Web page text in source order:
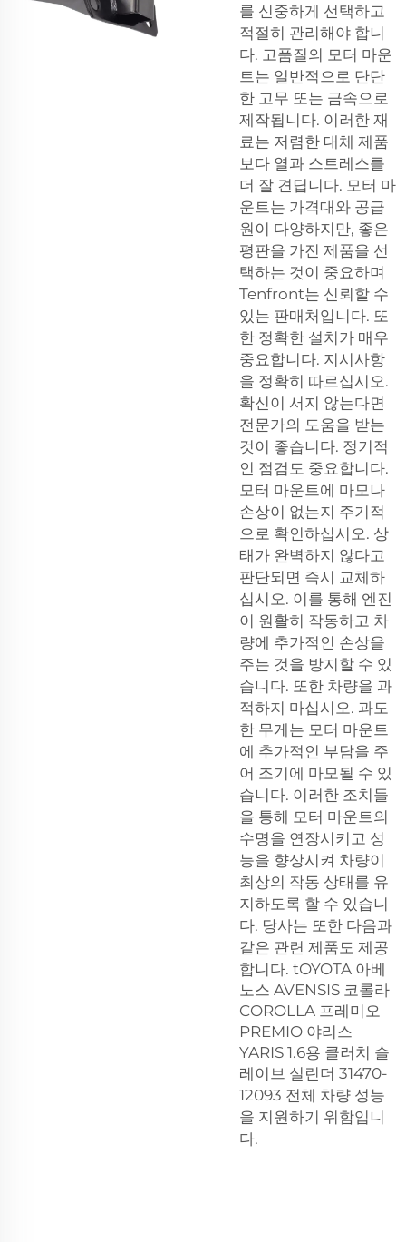
를 신중하게 선택하고
적절히 관리해야 합니
다. 고품질의 모터 마운
트는 일반적으로 단단
한 고무 또는 금속으로
제작됩니다. 이러한 재
료는 저렴한 대체 제품
보다 열과 스트레스를
더 잘 견딥니다. 모터 마
운트는 가격대와 공급
원이 다양하지만, 좋은
평판을 가진 제품을 선
택하는 것이 중요하며
Tenfront는 신뢰할 수
있는 판매처입니다. 또
한 정확한 설치가 매우
중요합니다. 지시사항
을 정확히 따르십시오.
확신이 서지 않는다면
전문가의 도움을 받는
것이 좋습니다. 정기적
인 점검도 중요합니다.
모터 마운트에 마모나
손상이 없는지 주기적
으로 확인하십시오. 상
태가 완벽하지 않다고
판단되면 즉시 교체하
십시오. 이를 통해 엔진
이 원활히 작동하고 차
량에 추가적인 손상을
주는 것을 방지할 수 있
습니다. 또한 차량을 과
적하지 마십시오. 과도
한 무게는 모터 마운트
에 추가적인 부담을 주
어 조기에 마모될 수 있
습니다. 이러한 조치들
을 통해 모터 마운트의
수명을 연장시키고 성
능을 향상시켜 차량이
최상의 작동 상태를 유
지하도록 할 수 있습니
다. 당사는 또한 다음과
같은 관련 제품도 제공
합니다. tOYOTA 아베
노스 AVENSIS 코롤라
COROLLA 프레미오
PREMIO 야리스
YARIS 1.6용 클러치 슬
레이브 실린더 31470-
12093 전체 차량 성능
을 지원하기 위함입니
다.